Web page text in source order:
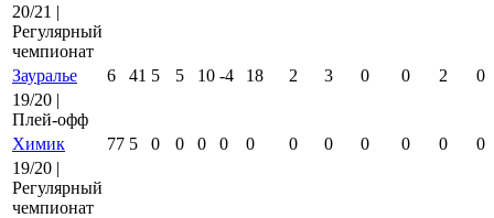
20/21 |
Регулярный
чемпионат
Зауралье
6 41 5 5 10 -4 18 2 3 0 0 2
0
19/20 |
Плей-офф
Химик
77 5 0 0 0 0 0 0 0 0 0 0
0
19/20 |
Регулярный
чемпионат